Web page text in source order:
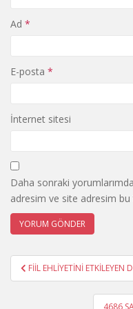
Ad *
E-posta *
İnternet sitesi
Daha sonraki
adresim ve site adresim bu
Yazı
gezinmesi
FİİL EHLİYETİNİ
4686